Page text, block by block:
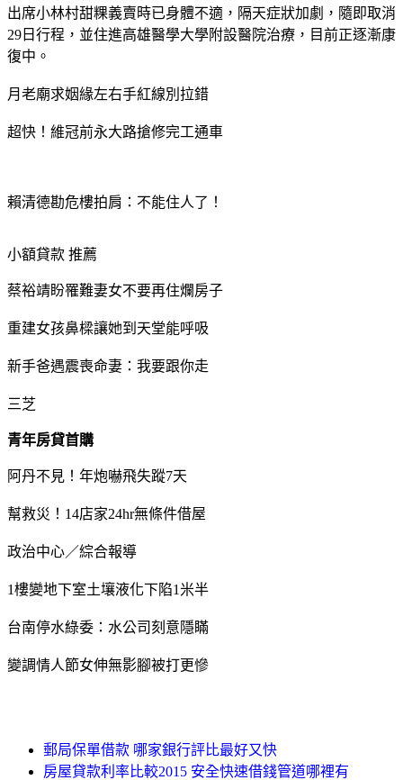
出席小林村甜粿義賣時已身體不適，隔天症狀加劇，隨即取消
29日行程，並住進高雄醫學大學附設醫院治療，目前正逐漸康
復中。
月老廟求姻緣左右手紅線別拉錯
超快！維冠前永大路搶修完工通車
賴清德勘危樓拍肩：不能住人了！
小額貸款 推薦
蔡裕靖盼罹難妻女不要再住爛房子
重建女孩鼻樑讓她到天堂能呼吸
新手爸遇震喪命妻：我要跟你走
三芝
青年房貸首購
阿丹不見！年炮嚇飛失蹤7天
幫救災！14店家24hr無條件借屋
政治中心／綜合報導
1樓變地下室土壤液化下陷1米半
台南停水綠委：水公司刻意隱瞞
變調情人節女伸無影腳被打更慘
郵局保單借款 哪家銀行評比最好又快
房屋貸款利率比較2015 安全快速借錢管道哪裡有